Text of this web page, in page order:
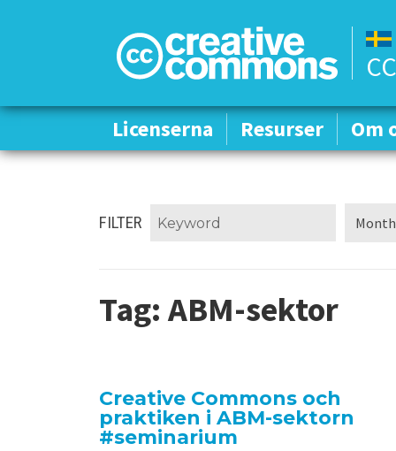
Licenserna Resurser Om
Licenserna Resurser Om
FILTER
Tag: ABM-sektor
Creative Commons och
praktiken i ABM-sektorn
#seminarium